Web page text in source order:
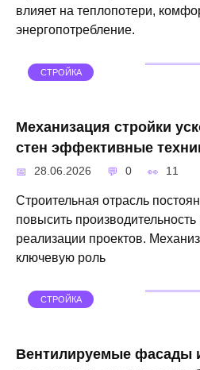
влияет на теплопотери,
энергопотребление.
СТРОЙКА
Механизация стройки
стен эффективные
28.06.2026 0 11
Строительная отрасль
повысить производительность
реализации проектов.
ключевую роль
СТРОЙКА
Вентилируемые фасады